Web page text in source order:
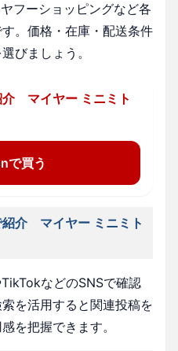
フーショッピングなど各
。価格・在庫・配送条件
びましょう。
介 マイヤー ミニミト
で買う
紹介 マイヤー ミニミト
などのSNSで確認
を活用すると関連投稿を
を把握できます。